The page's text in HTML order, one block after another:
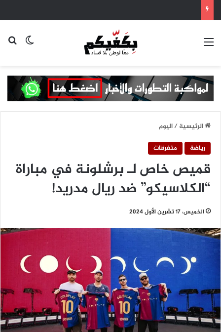
القائمة
الرئيسية/اليوم
رياضة
متفرقات
قميص خاص لـ برشلونة في مباراة
“الكلاسيكو” ضد ريال مدريد!
الخميس، 17 تشرين الأول 2024